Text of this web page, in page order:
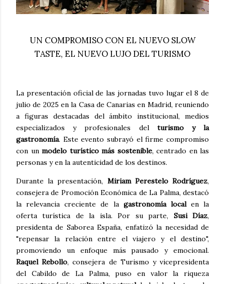
UN COMPROMISO CON EL NUEVO SLOW
TASTE, EL NUEVO LUJO DEL TURISMO
La presentación oficial de las jornadas tuvo lugar el 8 de
julio de 2025 en la Casa de Canarias en Madrid, reuniendo
a figuras destacadas del ámbito institucional, medios
especializados y profesionales del turismo y la
gastronomía. Este evento subrayó el firme compromiso
con un modelo turístico más sostenible, centrado en las
personas y en la autenticidad de los destinos.
Durante la presentación, Miriam Perestelo Rodríguez,
consejera de Promoción Económica de La Palma, destacó
la relevancia creciente de la gastronomía localen la
oferta turística de la isla. Por su parte, Susi Díaz,
presidenta de Saborea España, enfatizó la necesidad de
"repensar la relación entre el viajero y el destino",
promoviendo un enfoque más pausado y emocional.
Raquel Rebollo, consejera de Turismo y vicepresidenta
del Cabildo de La Palma, puso en valor la riqueza